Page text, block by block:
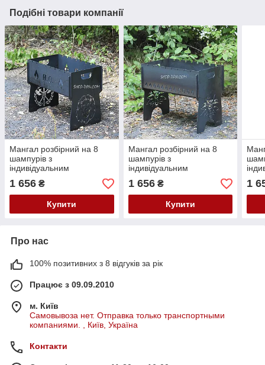
Подібні товари компанії
Мангал розбірний на 8
шампурів з
індивідуальним
гравіюванням
1 656 ₴
Купити
Мангал розбірний на 8
шампурів з
індивідуальним
гравіюванням
1 656₴
Купити
1
Про нас
100% позитивних з 8 відгуків за рік
Працює з 09.09.2010
м. Київ
Самовывоза нет. Отправка только транспортными
компаниями. , Київ, Україна
Контакти